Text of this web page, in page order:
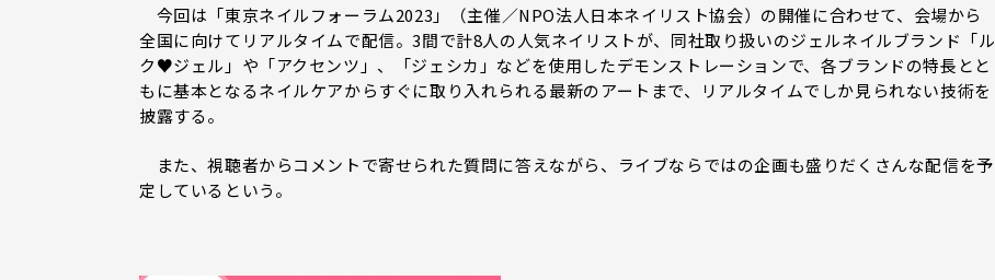
今回は「東京ネイルフォーラム2023」（主催／NPO法人日本ネイリスト協会）の開催に合わせて、会場から
全国に向けてリアルタイムで配信。3間で計8人の人気ネイリストが、同社取り扱いのジェルネイルブランド「ル
ク♥ジェル」や「アクセンツ」、「ジェシカ」などを使用したデモンストレーションで、各ブランドの特長とと
もに基本となるネイルケアからすぐに取り入れられる最新のアートまで、リアルタイムでしか見られない技術を
披露する。
また、視聴者からコメントで寄せられた質問に答えながら、ライブならではの企画も盛りだくさんな配信を予
定しているという。